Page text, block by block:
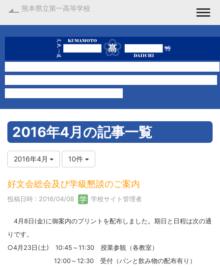
熊本県立第一高等学校
2016年4月の記事一覧
2016年4月 10件
好文会総会及び学級懇談のご案内
投稿日時 : 2016/04/08 学校サイト管理者
4月8日(金)に御案内のプリントを配布しました。期日と日程は次の通
りです。
○4月23日(土) 10:45～11:30 授業参観（各教室）
12:00～12:30 受付（パンと飲み物の配布有り）